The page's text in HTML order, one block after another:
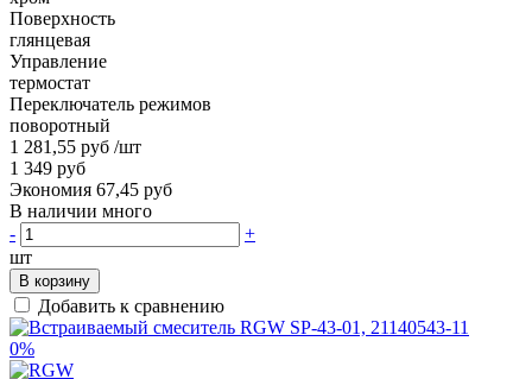
Поверхность
глянцевая
Управление
термостат
Переключатель режимов
поворотный
1 281,55 руб /шт
1 349 руб
Экономия 67,45 руб
В наличии много
-
+
шт
В корзину
Добавить к сравнению
0%